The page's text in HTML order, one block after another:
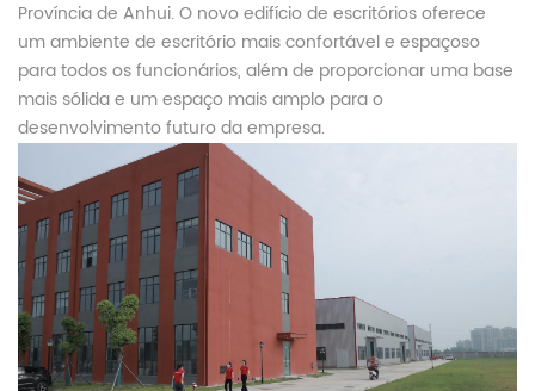
Província de Anhui. O novo edifício de escritórios oferece
um ambiente de escritório mais confortável e espaçoso
para todos os funcionários, além de proporcionar uma base
mais sólida e um espaço mais amplo para o
desenvolvimento futuro da empresa.